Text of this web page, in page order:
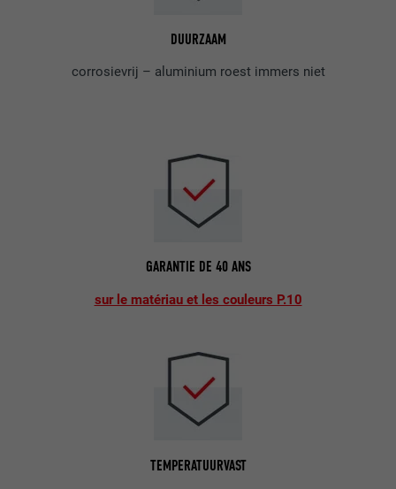
DUURZAAM
corrosievrij – aluminium roest immers niet
GARANTIE DE 40 ANS
sur le matériau et les couleurs P.10
TEMPERATUURVAST